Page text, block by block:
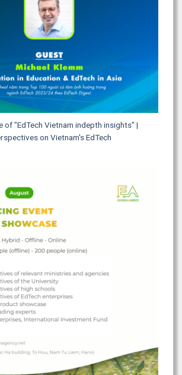
of "EdTech Vietnam indepth insights" |
on Vietnam's EdTech